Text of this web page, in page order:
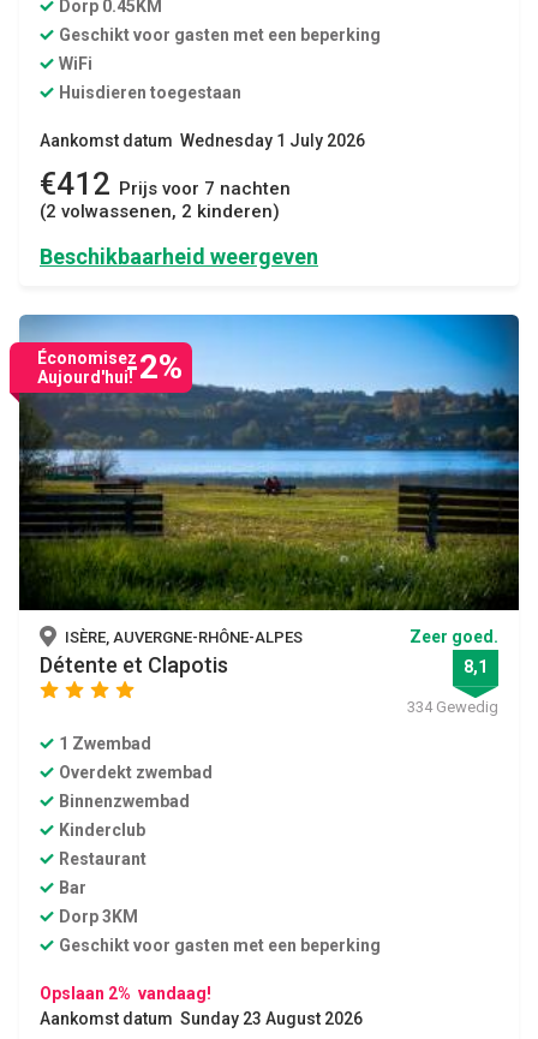
Dorp 0.45KM
Geschikt voor gasten met een beperking
WiFi
Huisdieren toegestaan
Aankomst datum Wednesday 1 July 2026
€412 Prijs voor 7 nachten
(2 volwassenen, 2 kinderen)
Beschikbaarheid weergeven
Économisez
Aujourd'hui!-2%
ISÈRE, AUVERGNE-RHÔNE-ALPES
Détente et Clapotis
star star star
Zeer goed.
8,1
334 Gewedig
1 Zwembad
Overdekt zwembad
Binnenzwembad
Kinderclub
Restaurant
Bar
Dorp 3KM
Geschikt voor gasten met een beperking
Opslaan 2% vandaag!
Aankomst datum Sunday 23 August 2026